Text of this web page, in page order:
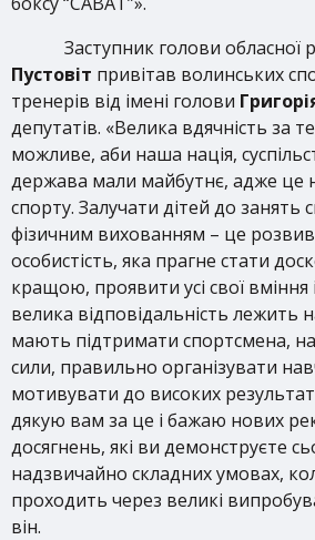
Заступник голови обласної
Пустовіт привітав волинських
тренерів від імені голови
депутатів. «Велика вдячність за
можливе, аби наша нація,
держава мали майбутнє, адже це
спорту. Залучати дітей до занять
фізичним вихованням – це
особистість, яка прагне стати
кращою, проявити усі свої вміння
велика відповідальність лежить
мають підтримати спортсмена,
сили, правильно організувати
мотивувати до високих
дякую вам за це і бажаю нових
досягнень, які ви демонструєте
надзвичайно складних умовах,
проходить через великі
він.